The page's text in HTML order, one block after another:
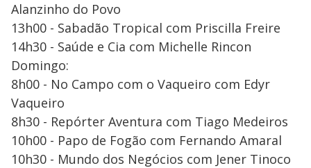
Alanzinho do Povo
13h00 - Sabadão Tropical com Priscilla Freire
14h30 - Saúde e Cia com Michelle Rincon
Domingo:
8h00 - No Campo com o Vaqueiro com Edyr
Vaqueiro
8h30 - Repórter Aventura com Tiago Medeiros
10h00 - Papo de Fogão com Fernando Amaral
10h30 - Mundo dos Negócios com Jener Tinoco